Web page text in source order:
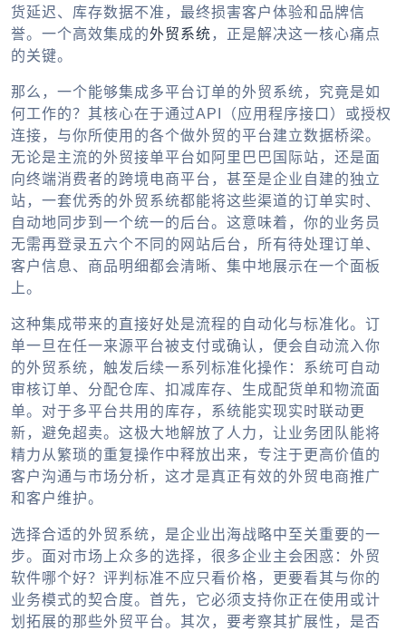
货延迟、库存数据不准，最终损害客户体验和品牌信
誉。一个高效集成的外贸系统 ，正是解决这一核心痛点
的关键。
那么，一个能够集成多平台订单的外贸系统，究竟是如
何工作的？其核心在于通过API（应用程序接口）或授权
连接，与你所使用的各个做外贸的平台建立数据桥梁。
无论是主流的外贸接单平台如阿里巴巴国际站，还是面
向终端消费者的跨境电商平台，甚至是企业自建的独立
站，一套优秀的外贸系统都能将这些渠道的订单实时、
自动地同步到一个统一的后台。这意味着，你的业务员
无需再登录五六个不同的网站后台，所有待处理订单、
客户信息、商品明细都会清晰、集中地展示在一个面板
上。
这种集成带来的直接好处是流程的自动化与标准化。订
单一旦在任一来源平台被支付或确认，便会自动流入你
的外贸系统，触发后续一系列标准化操作：系统可自动
审核订单、分配仓库、扣减库存、生成配货单和物流面
单。对于多平台共用的库存，系统能实现实时联动更
新，避免超卖。这极大地解放了人力，让业务团队能将
精力从繁琐的重复操作中释放出来，专注于更高价值的
客户沟通与市场分析，这才是真正有效的外贸电商推广
和客户维护。
选择合适的外贸系统，是企业出海战略中至关重要的一
步。面对市场上众多的选择，很多企业主会困惑：外贸
软件哪个好？评判标准不应只看价格，更要看其与你的
业务模式的契合度。首先，它必须支持你正在使用或计
划拓展的那些外贸平台。其次，要考察其扩展性，是否